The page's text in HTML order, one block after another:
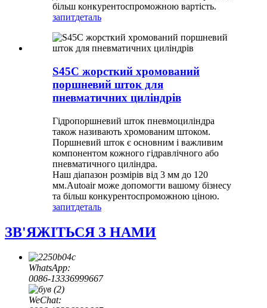
більш конкурентоспроможною вартість.
запитдеталь
S45C жорсткий хромований
поршневий шток для
пневматичних циліндрів
Гідропоршневий шток пневмоциліндра
також називають хромованим штоком.
Поршневий шток є основним і важливим
компонентом кожного гідравлічного або
пневматичного циліндра.
Наш діапазон розмірів від 3 мм до 120
мм.Autoair може допомогти вашому бізнесу
та більш конкурентоспроможною ціною.
запитдеталь
ЗВ'ЯЖІТЬСЯ З НАМИ
WhatsApp:
0086-13336999667
WeChat: